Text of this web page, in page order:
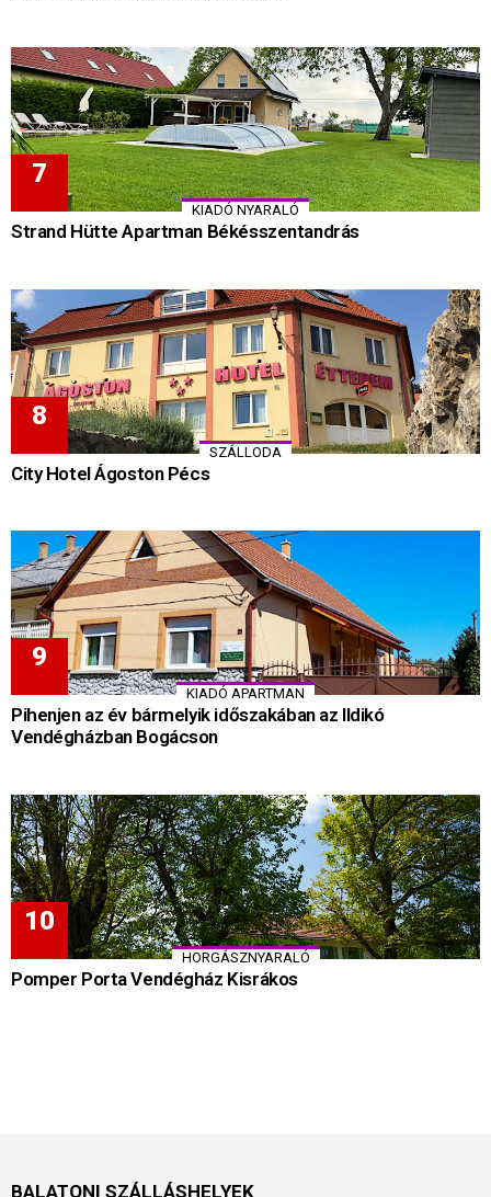
KIADÓ NYARALÓ
Strand Hütte Apartman Békésszentandrás
SZÁLLODA
City Hotel Ágoston Pécs
KIADÓ APARTMAN
Pihenjen az év bármelyik időszakában az Ildikó
Vendégházban Bogácson
HORGÁSZNYARALÓ
Pomper Porta Vendégház Kisrákos
BALATONI SZÁLLÁSHELYEK